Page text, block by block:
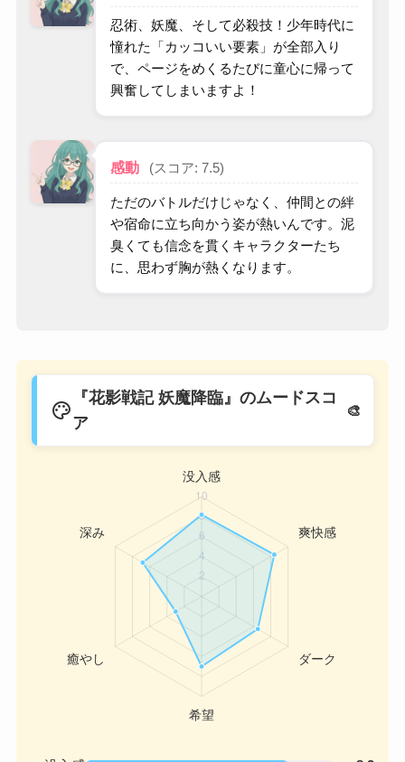
忍術、妖魔、そして必殺技！少年時代に
憧れた「カッコいい要素」が全部入り
で、ページをめくるたびに童心に帰って
興奮してしまいますよ！
感動 (スコア: 7.5)
ただのバトルだけじゃなく、仲間との絆
や宿命に立ち向かう姿が熱いんです。泥
臭くても信念を貫くキャラクターたち
に、思わず胸が熱くなります。
palette
『花影戦記 妖魔降臨』のムードスコ
ア